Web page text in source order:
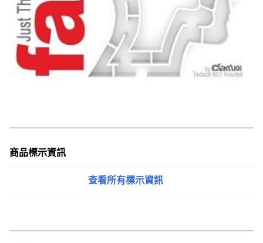
商品標示資訊
查看所有標示資訊